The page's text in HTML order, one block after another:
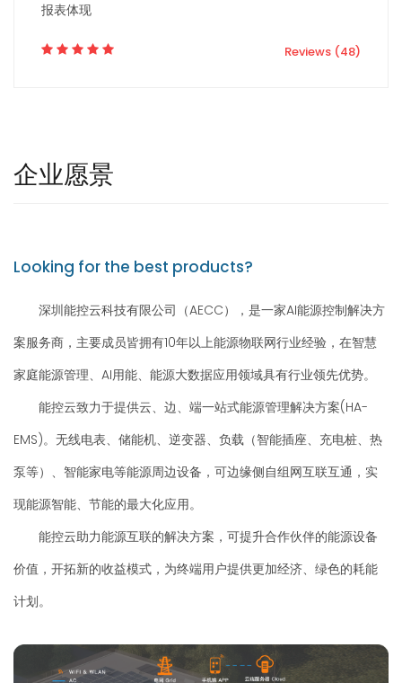
报表体现
Reviews (48)
企业愿景
Looking for the best products?
深圳能控云科技有限公司（AECC），是一家AI能源控制解决方
案服务商，主要成员皆拥有10年以上能源物联网行业经验，在智慧
家庭能源管理、AI用能、能源大数据应用领域具有行业领先优势。
能控云致力于提供云、边、端一站式能源管理解决方案(HA-
EMS)。无线电表、储能机、逆变器、负载（智能插座、充电桩、热
泵等）、智能家电等能源周边设备，可边缘侧自组网互联互通，实
现能源智能、节能的最大化应用。
能控云助力能源互联的解决方案，可提升合作伙伴的能源设备
价值，开拓新的收益模式，为终端用户提供更加经济、绿色的耗能
计划。